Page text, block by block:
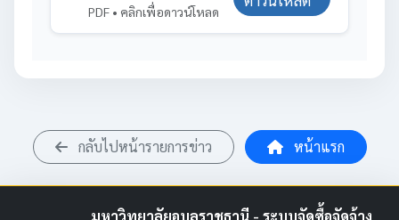
PDF • คลิกเพื่อดาวน์โหลด
กลับไปหน้ารายการข่าว หน้าแรก
มหาวิทยาลัยอุบลราชธานี - ระบบจัดซื้อจัดจ้าง